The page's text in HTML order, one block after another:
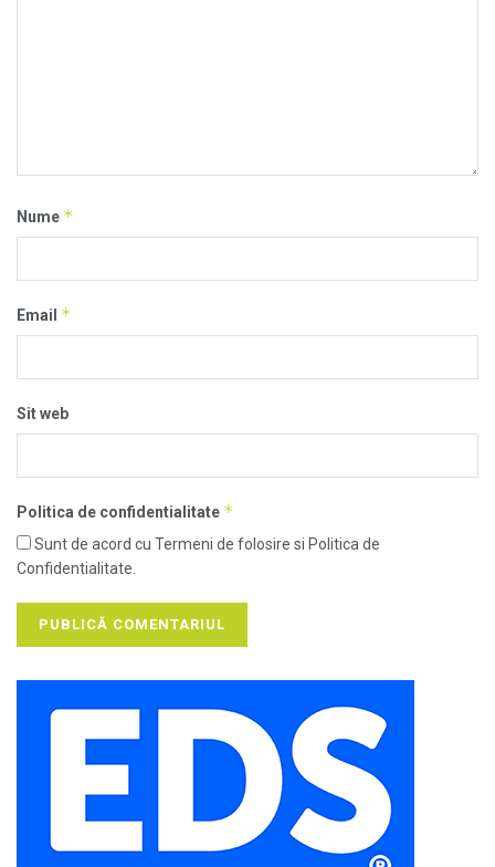
Nume *
Email *
Sit web
Politica de confidentialitate *
Sunt de acord cu Termeni de folosire si Politica de
Confidentialitate.